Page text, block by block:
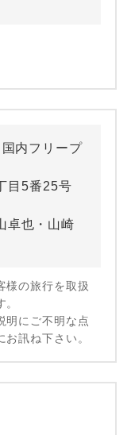
内フリープ
目5番25号
卓也・山崎
様の旅行を取扱
明にご不明な点
訊ね下さい。